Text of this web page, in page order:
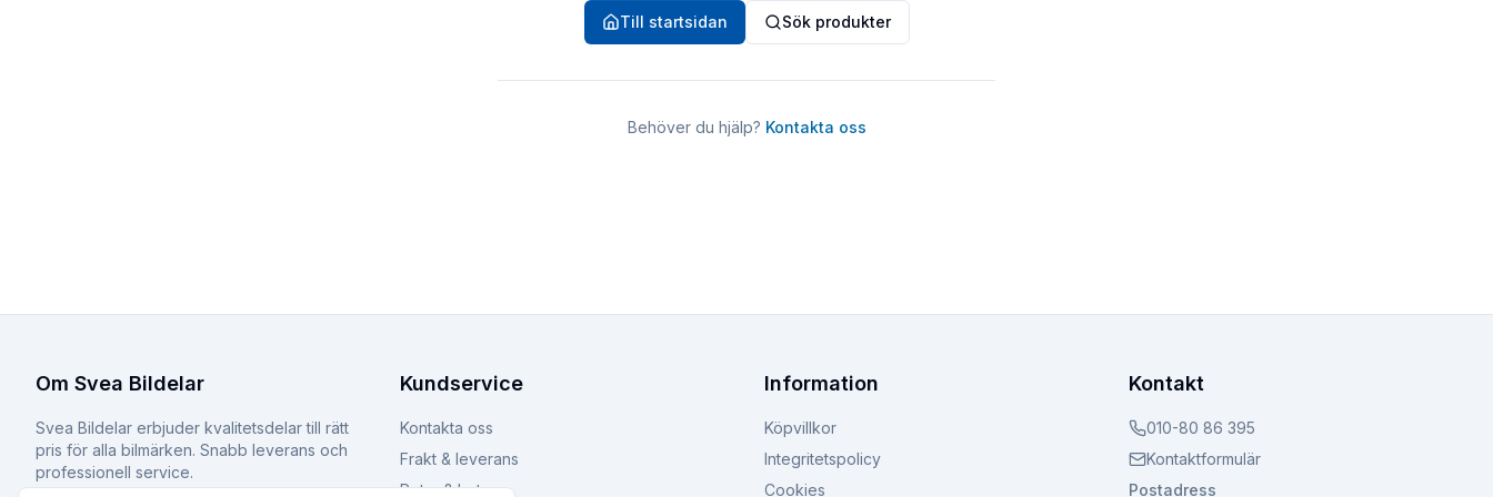
Till startsidan Sök produkter
Behöver du hjälp? Kontakta oss
Om Svea Bildelar
Svea Bildelar erbjuder kvalitetsdelar till rätt
pris för alla bilmärken. Snabb leverans och
professionell service.
Kundservice
Kontakta oss
Frakt & leverans
Retur & byte
Information
Köpvillkor
Integritetspolicy
Cookies
Kontakt
010-80 86 395
Kontaktformulär
Postadress